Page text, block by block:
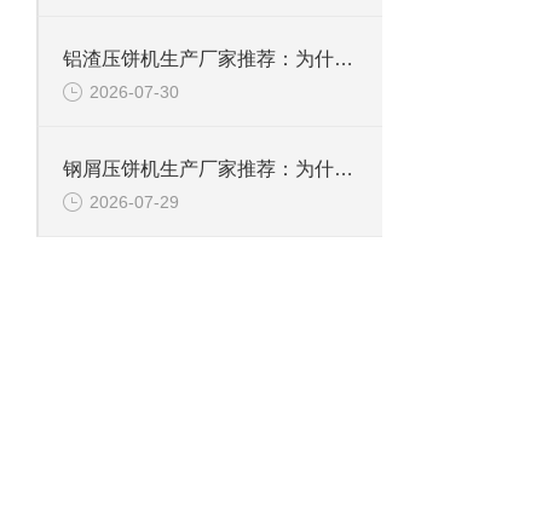
铝渣压饼机生产厂家推荐：为什么恩派特是值得信赖的选择？
2026-07-30
钢屑压饼机生产厂家推荐：为什么恩派特是您值得信赖的选择？
2026-07-29